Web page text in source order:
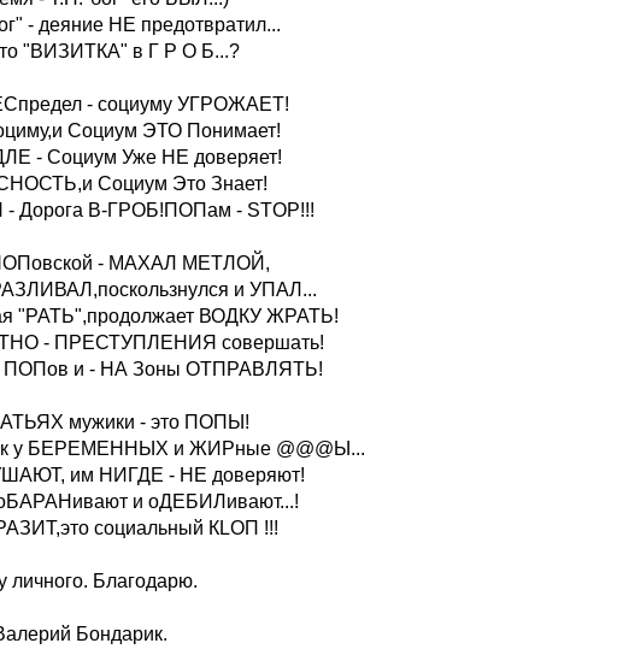
- деяние НЕ предотвратил...
"ВИЗИТКА" в Г Р О Б...?
- социуму УГРОЖАЕТ!
Социум ЭТО Понимает!
- Социум Уже НЕ доверяет!
Социум Это Знает!
В-ГРОБ!ПОПам - STOP!!!
- МАХАЛ МЕТЛОЙ,
и УПАЛ...
"РАТЬ",продолжает ВОДКУ ЖРАТЬ!
- ПРЕСТУПЛЕНИЯ совершать!
ПОПов и - НА Зоны ОТПРАВЛЯТЬ!
мужики - это ПОПЫ!
у БЕРЕМЕННЫХ и ЖИРные @@@Ы...
им НИГДЕ - НЕ доверяют!
и оДЕБИЛивают...!
социальный КLОП !!!
личного. Благодарю.
Бондарик.